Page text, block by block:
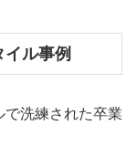
ル事例
で洗練された卒業